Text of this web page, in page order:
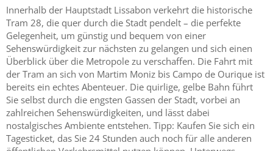
Innerhalb der Hauptstadt Lissabon verkehrt die historische
Tram 28, die quer durch die Stadt pendelt – die perfekte
Gelegenheit, um günstig und bequem von einer
Sehenswürdigkeit zur nächsten zu gelangen und sich einen
Überblick über die Metropole zu verschaffen. Die Fahrt mit
der Tram an sich von Martim Moniz bis Campo de Ourique ist
bereits ein echtes Abenteuer. Die quirlige, gelbe Bahn führt
Sie selbst durch die engsten Gassen der Stadt, vorbei an
zahlreichen Sehenswürdigkeiten, und lässt dabei
nostalgisches Ambiente entstehen. Tipp: Kaufen Sie sich ein
Tagesticket, das Sie 24 Stunden auch noch für alle anderen